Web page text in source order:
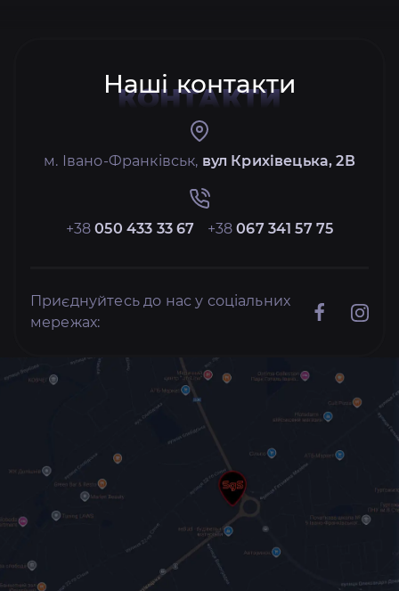
Наші контакти
КОНТАКТИ
м. Івано-Франківськ, вул Крихівецька, 2В
+38050 433 33 67 +38067 341 57 75
Приєднуйтесь до нас у соціальних
мережах: